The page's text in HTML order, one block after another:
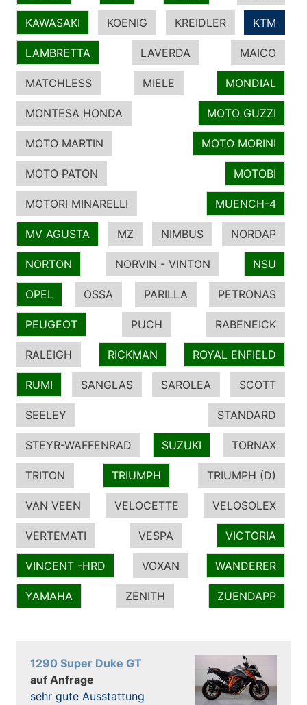
KAWASAKI KOENIG KREIDLER KTM
LAMBRETTA LAVERDA MAICO
MATCHLESS MIELE MONDIAL
MONTESA HONDA MOTO GUZZI
MOTO MARTIN MOTO MORINI
MOTO PATON MOTOBI
MOTORI MINARELLI MUENCH-4
MV AGUSTA MZ NIMBUS NORDAP
NORTON NORVIN - VINTON NSU
OPEL OSSA PARILLA PETRONAS
PEUGEOT PUCH RABENEICK
RALEIGH RICKMAN ROYAL ENFIELD
RUMI SANGLAS SAROLEA SCOTT
SEELEY STANDARD
STEYR-WAFFENRAD SUZUKI TORNAX
TRITON TRIUMPH TRIUMPH (D)
VAN VEEN VELOCETTE VELOSOLEX
VERTEMATI VESPA VICTORIA
VINCENT -HRD VOXAN WANDERER
YAMAHA ZENITH ZUENDAPP
1290 Super Duke GT
auf Anfrage
sehr gute Ausstattung